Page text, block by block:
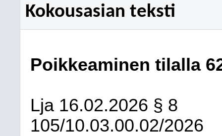
Kokousasian teksti
Poikkeaminen tilalla
Lja 16.02.2026 § 8
105/10.03.00.02/2026